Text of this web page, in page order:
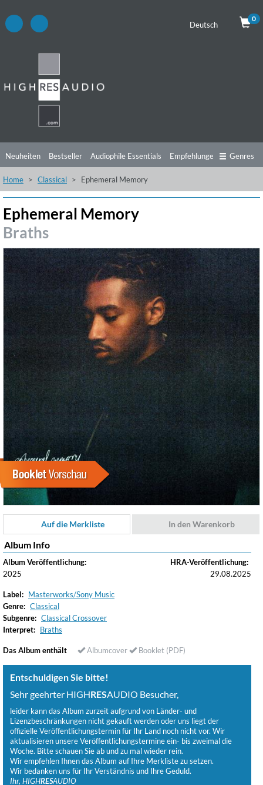
Deutsch
0
Neuheiten Bestseller Audiophile Essentials Empfehlungen
Hörtipps Top Alben Angebote Preorder
Genres
Home Classical Ephemeral Memory
Ephemeral Memory
Braths
Auf die Merkliste In den Warenkorb
Album Info
Album Veröffentlichung:
2025
HRA-Veröffentlichung:
29.08.2025
Label: Masterworks/Sony Music
Genre: Classical
Subgenre: Classical Crossover
Interpret: Braths
Das Album enthält Albumcover Booklet (PDF)
Entschuldigen Sie bitte!
Sehr geehrter HIGHRESAUDIO Besucher,
leider kann das Album zurzeit aufgrund von Länder- und
Lizenzbeschränkungen nicht gekauft werden oder uns liegt der
offizielle Veröffentlichungstermin für Ihr Land noch nicht vor. Wir
aktualisieren unsere Veröffentlichungstermine ein- bis zweimal die
Woche. Bitte schauen Sie ab und zu mal wieder rein.
Wir empfehlen Ihnen das Album auf Ihre Merkliste zu setzen.
Wir bedanken uns für Ihr Verständnis und Ihre Geduld.
Ihr, HIGHRESAUDIO